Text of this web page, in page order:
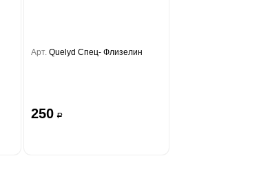
Арт. Quelyd Спец- Флизелин
250 a